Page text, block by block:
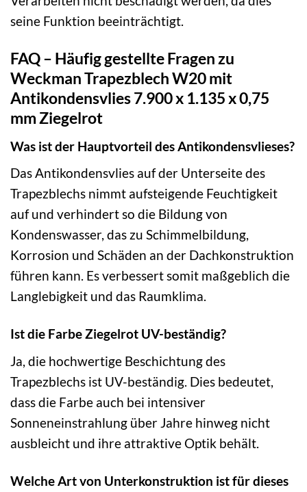
seine Funktion beeinträchtigt.
FAQ – Häufig gestellte Fragen zu
Weckman Trapezblech W20 mit
Antikondensvlies 7.900 x 1.135 x 0,75
mm Ziegelrot
Was ist der Hauptvorteil des Antikondensvlieses?
Das Antikondensvlies auf der Unterseite des
Trapezblechs nimmt aufsteigende Feuchtigkeit
auf und verhindert so die Bildung von
Kondenswasser, das zu Schimmelbildung,
Korrosion und Schäden an der Dachkonstruktion
führen kann. Es verbessert somit maßgeblich die
Langlebigkeit und das Raumklima.
Ist die Farbe Ziegelrot UV-beständig?
Ja, die hochwertige Beschichtung des
Trapezblechs ist UV-beständig. Dies bedeutet,
dass die Farbe auch bei intensiver
Sonneneinstrahlung über Jahre hinweg nicht
ausbleicht und ihre attraktive Optik behält.
Welche Art von Unterkonstruktion ist für dieses